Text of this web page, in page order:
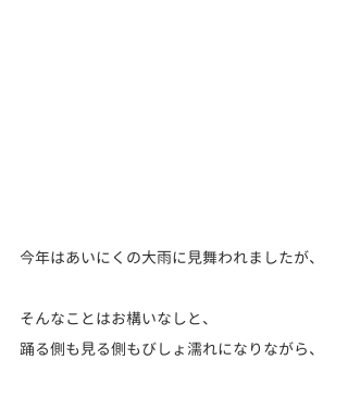
今年はあいにくの大雨に見舞われましたが、
そんなことはお構いなしと、
踊る側も見る側もびしょ濡れになりながら、